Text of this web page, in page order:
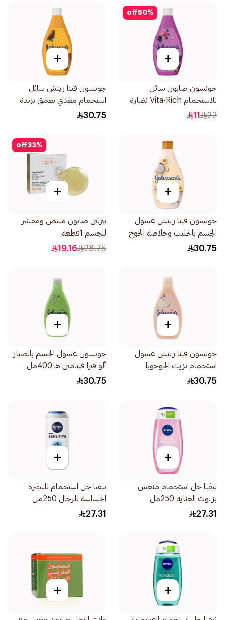
50%
off
+
جونسون صابون سائل
للاستحمام Vita-Rich نضارة
250مل
22
11
+
جونسون فيتا ريتش سائل
استحمام مغذي بعمق بزبدة
الكاكاو غني 400مل
30.75
+
جونسون فيتا ريتش غسول
الجسم بالحليب وخلاصة الخوخ
وجوز الهند 400مل
30.75
33%
off
+
بيزلين صابون مبيض ومقشر
للجسم 1قطعة
28.75
19.16
+
جونسون فيتا ريتش غسول
استحمام بزيت الجوجوبا
وفيتامين هـ 400مل
30.75
+
جونسون غسول الجسم بالصبار
ألو فيرا فيتامين هـ 400مل
30.75
+
نيڤيا جل استحمام منعش
بزيوت العناية 250مل
27.31
+
نيفيا جل استحمام للبشرة
الحساسة للرجال 250مل
27.31
+
+